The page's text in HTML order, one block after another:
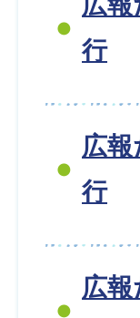
行
広
行
広